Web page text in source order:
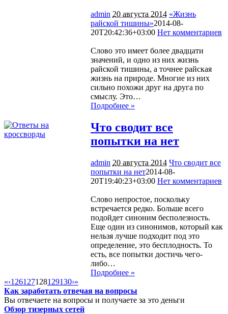
admin 20 августа 2014 «Жизнь
райской тишины»2014-08-
20T20:42:36+03:00 Нет комментариев
Слово это имеет более двадцати
значений, и одно из них жизнь
райской тишины, а точнее райская
жизнь на природе. Многие из них
сильно похожи друг на друга по
смыслу. Это…
Подробнее »
Что сводит все
попытки на нет
admin 20 августа 2014 Что сводит все
попытки на нет2014-08-
20T19:40:23+03:00 Нет комментариев
Слово непростое, поскольку
встречается редко. Больше всего
подойдет синоним бесполезность.
Еще один из синонимов, который как
нельзя лучше подходит под это
определение, это бесплодность. То
есть, все попытки достичь чего-
либо…
Подробнее »
«‹126127128129130›»
Как заработать отвечая на вопросы
Вы отвечаете на вопросы и получаете за это деньги
Обзор тизерных сетей